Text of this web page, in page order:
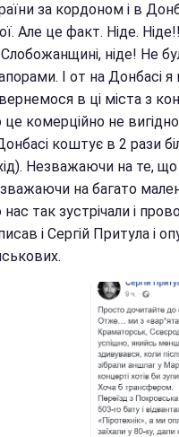
за кордоном і в
Але це факт. Ніде. Ніде!!!
ніде! Не
І от на Донбасі я
в ці міста з
комерційно не вигідно
коштує в 2 рази
Незважаючи на те,
на багато
так зустрічали і
і Сергій Притула і